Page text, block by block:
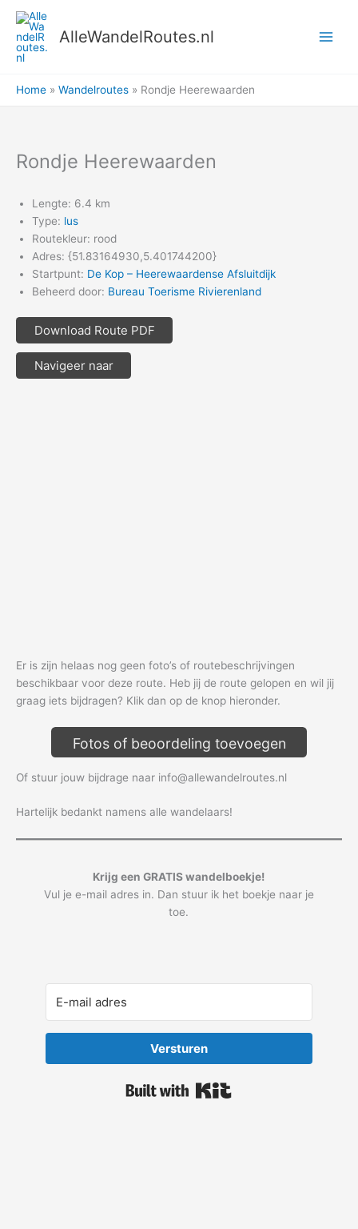
naar
inhoud
AlleWandelRoutes.nl
Home Wandelroutes Rondje Heerewaarden
Rondje Heerewaarden
Lengte: 6.4 km
Type: lus
Routekleur: rood
Adres: {51.83164930,5.401744200}
Startpunt: De Kop – Heerewaardense Afsluitdijk
Beheerd door: Bureau Toerisme Rivierenland
Download Route PDF
Navigeer naar
Er is zijn helaas nog geen foto’s of routebeschrijvingen
beschikbaar voor deze route. Heb jij de route gelopen en wil jij
graag iets bijdragen? Klik dan op de knop hieronder.
Fotos of beoordeling toevoegen
Of stuur jouw bijdrage naar info@allewandelroutes.nl
Hartelijk bedankt namens alle wandelaars!
Krijg een GRATIS wandelboekje!
Vul je e-mail adres in. Dan stuur ik het boekje naar je
toe.
Versturen